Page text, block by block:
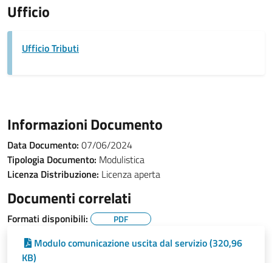
Ufficio
Ufficio Tributi
Informazioni Documento
Data Documento: 07/06/2024
Tipologia Documento: Modulistica
Licenza Distribuzione: Licenza aperta
Documenti correlati
Formati disponibili: PDF
Modulo comunicazione uscita dal servizio (320,96
KB)